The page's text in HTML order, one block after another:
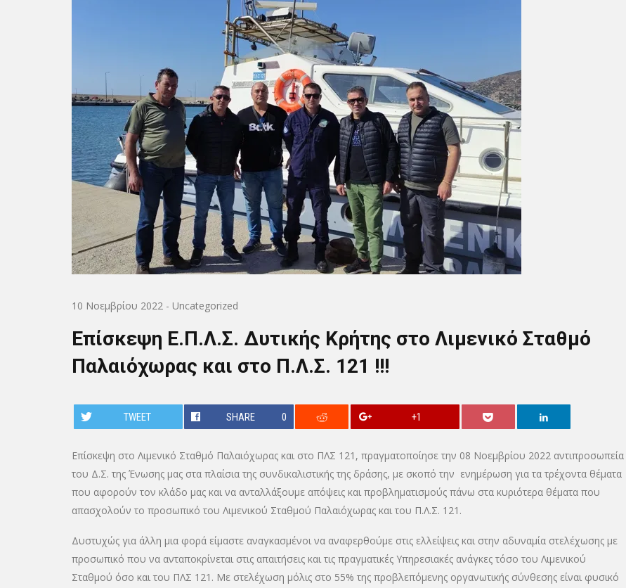
10 Νοεμβρίου 2022 - Uncategorized
Επίσκεψη Ε.Π.Λ.Σ. Δυτικής Κρήτης στο Λιμενικό Σταθμό
Παλαιόχωρας και στο Π.Λ.Σ. 121 !!!
TWEET SHARE 0 +1
Επίσκεψη στο Λιμενικό Σταθμό Παλαιόχωρας και στο ΠΛΣ 121, πραγματοποίησε την 08 Νοεμβρίου 2022 αντιπροσωπεία
του Δ.Σ. της Ένωσης μας στα πλαίσια της συνδικαλιστικής της δράσης, με σκοπό την ενημέρωση για τα τρέχοντα θέματα
που αφορούν τον κλάδο μας και να ανταλλάξουμε απόψεις και προβληματισμούς πάνω στα κυριότερα θέματα που
απασχολούν το προσωπικό του Λιμενικού Σταθμού Παλαιόχωρας και του Π.Λ.Σ. 121.
Δυστυχώς για άλλη μια φορά είμαστε αναγκασμένοι να αναφερθούμε στις ελλείψεις και στην αδυναμία στελέχωσης με
προσωπικό που να ανταποκρίνεται στις απαιτήσεις και τις πραγματικές Υπηρεσιακές ανάγκες τόσο του Λιμενικού
Σταθμού όσο και του ΠΛΣ 121. Με στελέχωση μόλις στο 55% της προβλεπόμενης οργανωτικής σύνθεσης είναι φυσικό